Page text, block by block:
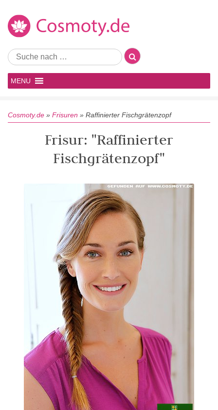
MENU
Cosmoty.de » Frisuren » Raffinierter Fischgrätenzopf
Frisur: "Raffinierter
Fischgrätenzopf"